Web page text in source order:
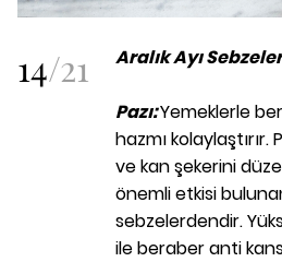
14/21 Aralık Ayı
Pazı:Yemeklerle
hazmı
ve kan şekerini
önemli etkisi
sebzelerdendir.
ile beraber anti